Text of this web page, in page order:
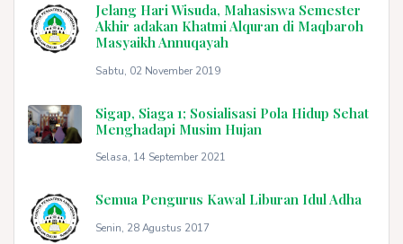
Jelang Hari Wisuda, Mahasiswa Semester
Akhir adakan Khatmi Alquran di Maqbaroh
Masyaikh Annuqayah
Sabtu, 02 November 2019
Sigap, Siaga 1; Sosialisasi Pola Hidup Sehat
Menghadapi Musim Hujan
Selasa, 14 September 2021
Semua Pengurus Kawal Liburan Idul Adha
Senin, 28 Agustus 2017